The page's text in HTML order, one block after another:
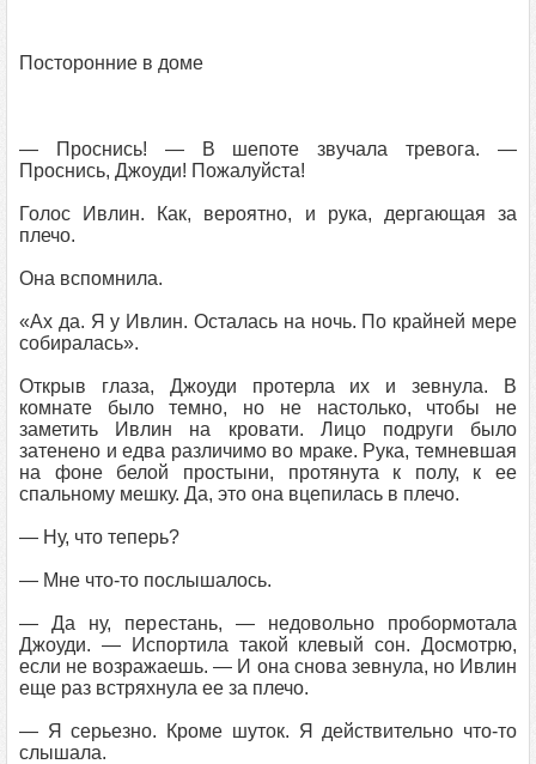
Посторонние в доме
— Проснись! — В шепоте звучала тревога. —
Проснись, Джоуди! Пожалуйста!
Голос Ивлин. Как, вероятно, и рука, дергающая за
плечо.
Она вспомнила.
«Ах да. Я у Ивлин. Осталась на ночь. По крайней мере
собиралась».
Открыв глаза, Джоуди протерла их и зевнула. В
комнате было темно, но не настолько, чтобы не
заметить Ивлин на кровати. Лицо подруги было
затенено и едва различимо во мраке. Рука, темневшая
на фоне белой простыни, протянута к полу, к ее
спальному мешку. Да, это она вцепилась в плечо.
— Ну, что теперь?
— Мне что-то послышалось.
— Да ну, перестань, — недовольно пробормотала
Джоуди. — Испортила такой клевый сон. Досмотрю,
если не возражаешь. — И она снова зевнула, но Ивлин
еще раз встряхнула ее за плечо.
— Я серьезно. Кроме шуток. Я действительно что-то
слышала.